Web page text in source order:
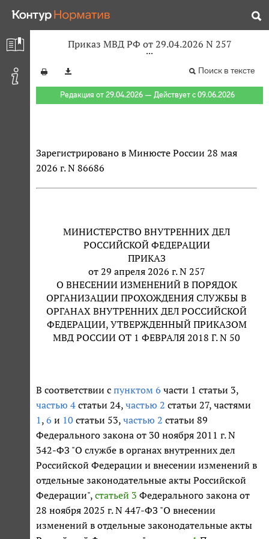
Приказ МВД РФ от 29.04.2026 N 257
Поиск в тексте
Редакция от 29.04.2026 — Действует с 09.06.2026
Зарегистрировано в Минюсте России 28 мая
2026 г. N 86686
МИНИСТЕРСТВО ВНУТРЕННИХ ДЕЛ
РОССИЙСКОЙ ФЕДЕРАЦИИ
ПРИКАЗ
от 29 апреля 2026 г. N 257
О ВНЕСЕНИИ ИЗМЕНЕНИЙ В ПОРЯДОК
ОРГАНИЗАЦИИ ПРОХОЖДЕНИЯ СЛУЖБЫ В
ОРГАНАХ ВНУТРЕННИХ ДЕЛ РОССИЙСКОЙ
ФЕДЕРАЦИИ, УТВЕРЖДЕННЫЙ ПРИКАЗОМ
МВД РОССИИ ОТ 1 ФЕВРАЛЯ 2018 Г. N 50
В соответствии с пунктом 6 части 1 статьи 3,
частью 4 статьи 24, частью 2 статьи 27, частями
1 , 6 и 10 статьи 53, частью 2 статьи 89
Федерального закона от 30 ноября 2011 г. N
342-ФЗ "О службе в органах внутренних дел
Российской Федерации и внесении изменений в
отдельные законодательные акты Российской
Федерации", статьей 3 Федерального закона от
28 ноября 2025 г. N 447-ФЗ "О внесении
изменений в отдельные законодательные акты